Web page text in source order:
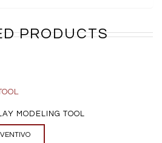
PRODUCTS
MODELING TOOL